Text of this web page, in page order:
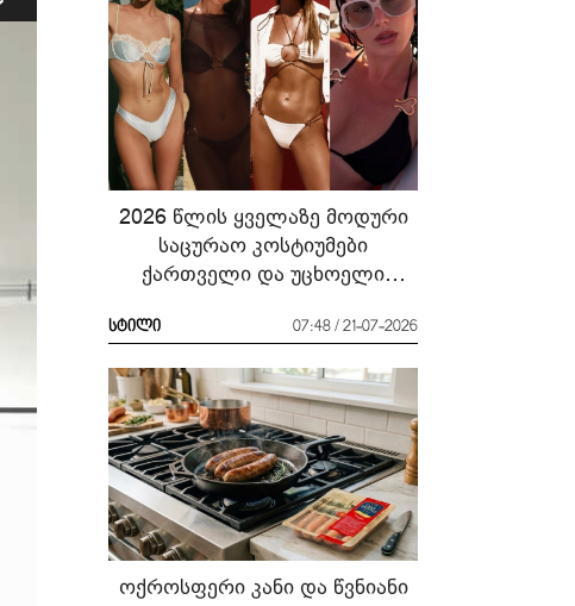
2026 წლის ყველაზე მოდური
საცურაო კოსტიუმები
ქართველი და უცხოელი
რა ჩავიცვათ სანაპიროზე?
სტილი 07:48 / 21-07-2026
ოქროსფერი კანი და წვნიანი